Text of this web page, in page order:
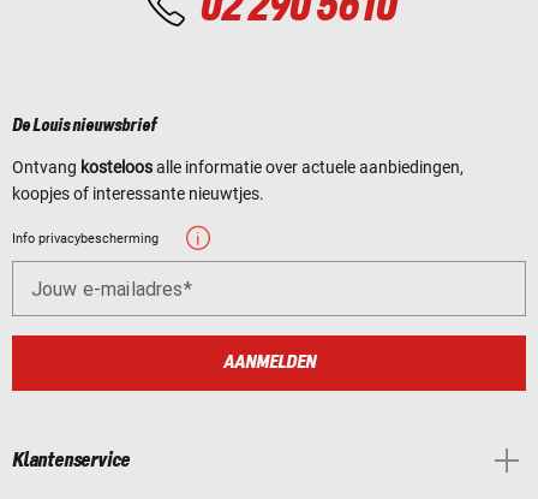
De Louis nieuwsbrief
Ontvang kosteloosalle informatie over actuele aanbiedingen,
koopjes of interessante nieuwtjes.
Info privacybescherming
Jouw e-mailadres
AANMELDEN
Klantenservice